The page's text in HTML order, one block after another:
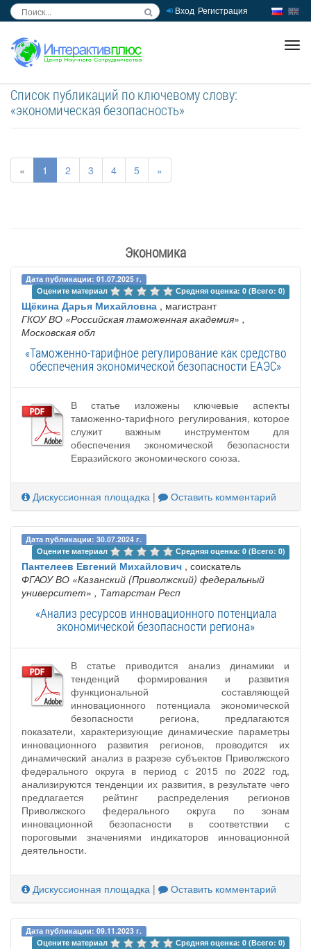
Вход Регистрация
Список публикаций по ключевому слову:
«экономическая безопасность»
« 1 2 3 4 5 »
Экономика
Дата публикации: 01.07.2025 г.
Оцените материал
Средняя оценка: 0 (Всего: 0)
Щёкина Дарья Михайловна , магистрант
ГКОУ ВО «Российская таможенная академия» ,
Московская обл
«Таможенно-тарифное регулирование как средство
обеспечения экономической безопасности ЕАЭС»
В статье изложены ключевые аспекты
таможенно-тарифного регулирования, которое
служит важным инструментом для
обеспечения экономической безопасности
Евразийского экономического союза.
Дискуссионная площадка | Оставить комментарий
Дата публикации: 30.07.2024 г.
Оцените материал
Средняя оценка: 0 (Всего: 0)
Пантелеев Евгений Михайлович , соискатель
ФГАОУ ВО «Казанский (Приволжский) федеральный
университет» , Татарстан Респ
«Анализ ресурсов инновационного потенциала
экономической безопасности региона»
В статье приводится анализ динамики и
тенденций формирования и развития
функциональной составляющей
инновационного потенциала экономической
безопасности региона, предлагаются
показатели, характеризующие динамические параметры
инновационного развития регионов, проводится их
динамический анализ в разрезе субъектов Приволжского
федерального округа в период с 2015 по 2022 год,
анализируются тенденции их развития, в результате чего
предлагается рейтинг распределения регионов
Приволжского федерального округа по зонам
инновационной безопасности в соответствии с
пороговыми значениями индикаторов инновационной
деятельности.
Дискуссионная площадка | Оставить комментарий
Дата публикации: 09.11.2023 г.
Оцените материал
Средняя оценка: 0 (Всего: 0)